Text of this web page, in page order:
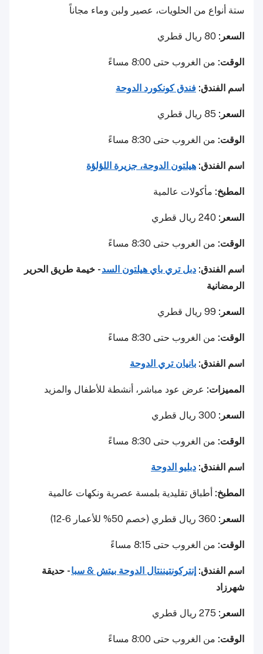
ستة أنواع من الحلويات، عصير ولبن وماء مجاناً
السعر:
الوقت: من الغروب حتى 8:00 مساءً
اسم الفندق: فندق كونكورد الدوحة
السعر:
الوقت: من الغروب حتى 8:30 مساءً
اسم الفندق: هيلتون الدوحة، جزيرة اللؤلؤة
المطبخ: مأكولات عالمية
السعر:
الوقت: من الغروب حتى 8:30 مساءً
اسم الفندق: دبل تري باي هيلتون السد- خيمة طريق الحرير
الرمضانية
السعر:
الوقت: من الغروب حتى 8:30 مساءً
اسم الفندق: بانيان تري الدوحة
المميزات: عرض عود مباشر، أنشطة للأطفال والمزيد
السعر:
الوقت: من الغروب حتى 8:30 مساءً
اسم الفندق: دبليو الدوحة
المطبخ: أطباق تقليدية بلمسة عصرية ونكهات عالمية
السعر:
الوقت: من الغروب حتى 8:15 مساءً
اسم الفندق: إنتركونتيننتال الدوحة بيتش & سبا- حديقة
شهرزاد
السعر:
الوقت: من الغروب حتى 8:00 مساءً